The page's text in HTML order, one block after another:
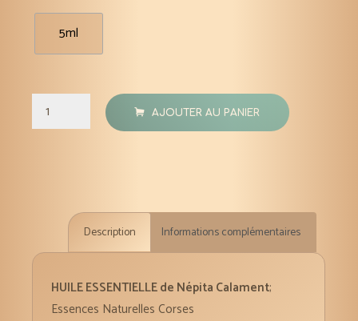
5ml
quantité
de
essentielle
5
AJOUTER AU PANIER
Description Informations complémentaires
HUILE ESSENTIELLE de Népita Calament;
Essences Naturelles Corses